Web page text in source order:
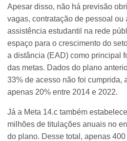
Apesar disso, não há previsão
vagas, contratação de pessoal ou
assistência estudantil na rede
espaço para o crescimento do
a distância (EAD) como principal
das metas. Dados do plano
33% de acesso não foi cumprida,
apenas 20% entre 2014 e 2022.
Já a Meta 14.c também
milhões de titulações anuais no
do plano. Desse total, apenas